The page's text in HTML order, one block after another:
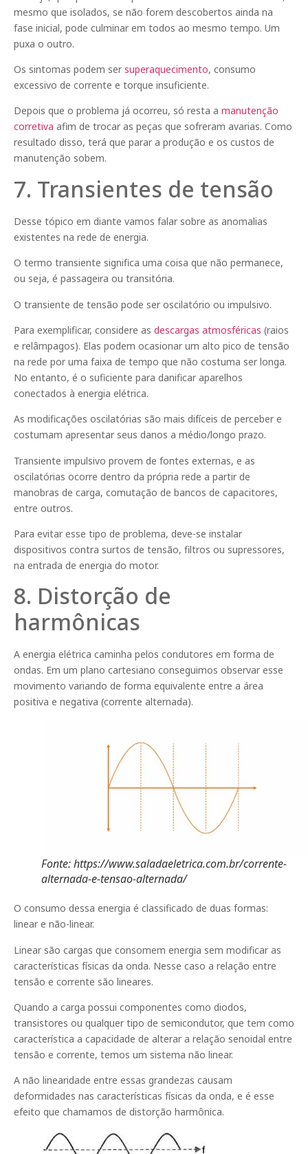
mesmo que isolados, se não forem descobertos ainda na
fase inicial, pode culminar em todos ao mesmo tempo. Um
puxa o outro.
Os sintomas podem ser superaquecimento, consumo
excessivo de corrente e torque insuficiente.
Depois que o problema já ocorreu, só resta a manutenção
corretiva afim de trocar as peças que sofreram avarias. Como
resultado disso, terá que parar a produção e os custos de
manutenção sobem.
7. Transientes de tensão
Desse tópico em diante vamos falar sobre as anomalias
existentes na rede de energia.
O termo transiente significa uma coisa que não permanece,
ou seja, é passageira ou transitória.
O transiente de tensão pode ser oscilatório ou impulsivo.
Para exemplificar, considere as descargas atmosféricas (raios
e relâmpagos). Elas podem ocasionar um alto pico de tensão
na rede por uma faixa de tempo que não costuma ser longa.
No entanto, é o suficiente para danificar aparelhos
conectados à energia elétrica.
As modificações oscilatórias são mais difíceis de perceber e
costumam apresentar seus danos a médio/longo prazo.
Transiente impulsivo provem de fontes externas, e as
oscilatórias ocorre dentro da própria rede a partir de
manobras de carga, comutação de bancos de capacitores,
entre outros.
Para evitar esse tipo de problema, deve-se instalar
dispositivos contra surtos de tensão, filtros ou supressores,
na entrada de energia do motor.
8. Distorção de
harmônicas
A energia elétrica caminha pelos condutores em forma de
ondas. Em um plano cartesiano conseguimos observar esse
movimento variando de forma equivalente entre a área
positiva e negativa (corrente alternada).
Fonte: https://www.saladaeletrica.com.br/corrente-
alternada-e-tensao-alternada/
O consumo dessa energia é classificado de duas formas:
linear e não-linear.
Linear são cargas que consomem energia sem modificar as
características físicas da onda. Nesse caso a relação entre
tensão e corrente são lineares.
Quando a carga possui componentes como diodos,
transistores ou qualquer tipo de semicondutor, que tem como
característica a capacidade de alterar a relação senoidal entre
tensão e corrente, temos um sistema não linear.
A não linearidade entre essas grandezas causam
deformidades nas características físicas da onda, e é esse
efeito que chamamos de distorção harmônica.